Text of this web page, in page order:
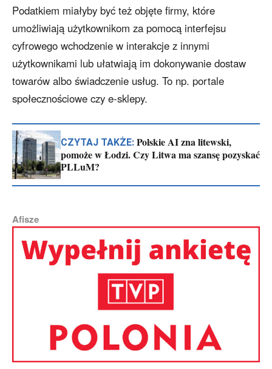
Podatkiem miałyby być też objęte firmy, które
umożliwiają użytkownikom za pomocą interfejsu
cyfrowego wchodzenie w interakcje z innymi
użytkownikami lub ułatwiają im dokonywanie dostaw
towarów albo świadczenie usług. To np. portale
społecznościowe czy e-sklepy.
CZYTAJ TAKŻE: Polskie AI zna litewski,
pomoże w Łodzi. Czy Litwa ma szansę pozyskać
PLLuM?
Afisze